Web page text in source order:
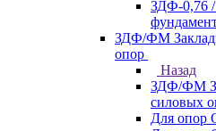
ЗДФ-0,76
ЗДФ/ФМ
опор
Назад
ЗДФ/ФМ
силовых
Для опор